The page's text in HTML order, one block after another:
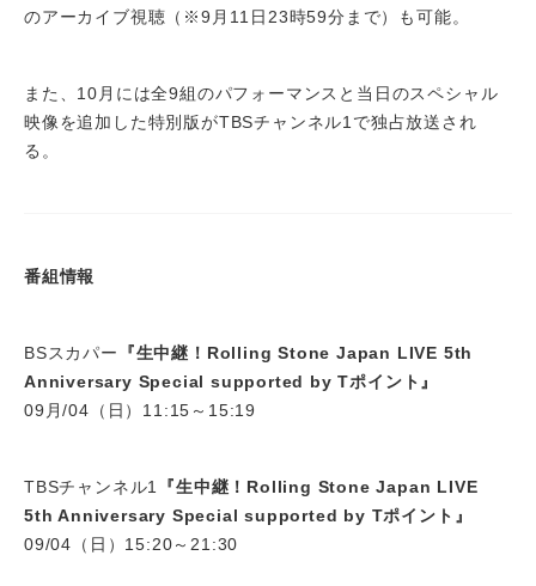
のアーカイブ視聴（※9月11日23時59分まで）も可能。
また、10月には全9組のパフォーマンスと当日のスペシャル
映像を追加した特別版がTBSチャンネル1で独占放送され
る。
番組情報
BSスカパー
『生中継！Rolling Stone Japan LIVE 5th
Anniversary Special supported by Tポイント』
09月/04（日）11:15～15:19
TBSチャンネル1
『生中継！Rolling Stone Japan LIVE
5th Anniversary Special supported by Tポイント』
09/04（日）15:20～21:30